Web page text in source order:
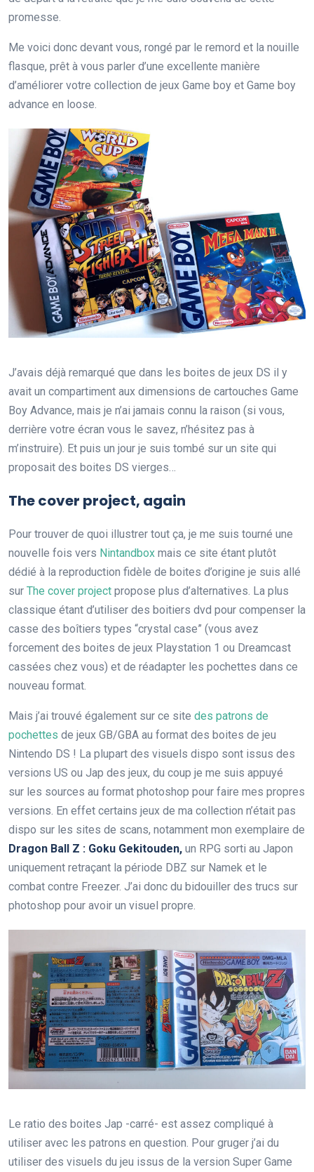
promesse.
Me voici donc devant vous, rongé par le remord et la nouille
flasque, prêt à vous parler d’une excellente manière
d’améliorer votre collection de jeux Game boy et Game boy
advance en loose.
J’avais déjà remarqué que dans les boites de jeux DS il y
avait un compartiment aux dimensions de cartouches Game
Boy Advance, mais je n’ai jamais connu la raison (si vous,
derrière votre écran vous le savez, n’hésitez pas à
m’instruire). Et puis un jour je suis tombé sur un site qui
proposait des boites DS vierges…
The cover project, again
Pour trouver de quoi illustrer tout ça, je me suis tourné une
nouvelle fois vers Nintandbox mais ce site étant plutôt
dédié à la reproduction fidèle de boites d’origine je suis allé
sur The cover project propose plus d’alternatives. La plus
classique étant d’utiliser des boitiers dvd pour compenser la
casse des boîtiers types “crystal case” (vous avez
forcement des boites de jeux Playstation 1 ou Dreamcast
cassées chez vous) et de réadapter les pochettes dans ce
nouveau format.
Mais j’ai trouvé également sur ce site des patrons de
pochettes de jeux GB/GBA au format des boites de jeu
Nintendo DS ! La plupart des visuels dispo sont issus des
versions US ou Jap des jeux, du coup je me suis appuyé
sur les sources au format photoshop pour faire mes propres
versions. En effet certains jeux de ma collection n’était pas
dispo sur les sites de scans, notamment mon exemplaire de
Dragon Ball Z : Goku Gekitouden, un RPG sorti au Japon
uniquement retraçant la période DBZ sur Namek et le
combat contre Freezer. J’ai donc du bidouiller des trucs sur
photoshop pour avoir un visuel propre.
Le ratio des boites Jap -carré- est assez compliqué à
utiliser avec les patrons en question. Pour gruger j’ai du
utiliser des visuels du jeu issus de la version Super Game